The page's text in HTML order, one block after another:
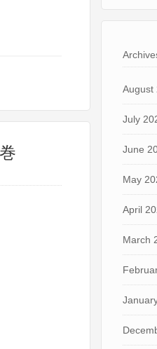
August
July
June
May
April
March